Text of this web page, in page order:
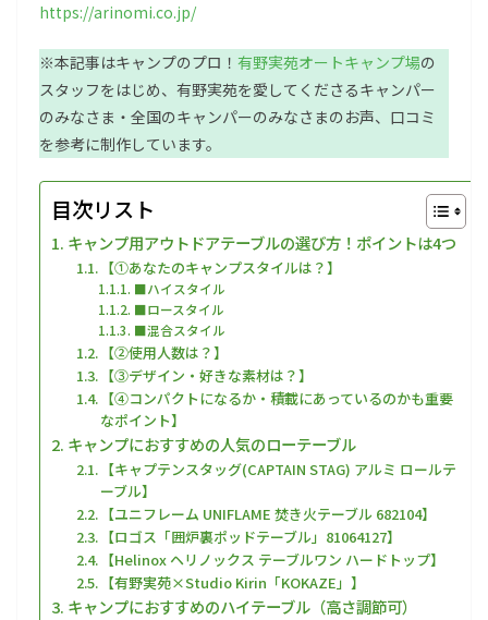
https://arinomi.co.jp/
※本記事はキャンプのプロ！ 有野実苑オートキャンプ場の
スタッフをはじめ、有野実苑を愛してくださるキャンパー
のみなさま・全国のキャンパーのみなさまのお声、口コミ
を参考に制作しています。
目次リスト
キャンプ用アウトドアテーブルの選び方！ポイントは4つ
【①あなたのキャンプスタイルは？】
■ハイスタイル
■ロースタイル
■混合スタイル
【②使用人数は？】
【③デザイン・好きな素材は？】
【④コンパクトになるか・積載にあっているのかも重要
なポイント】
キャンプにおすすめの人気のローテーブル
【キャプテンスタッグ(CAPTAIN STAG) アルミ ロールテ
ーブル】
【ユニフレーム UNIFLAME 焚き火テーブル 682104】
【ロゴス「囲炉裏ポッドテーブル」81064127】
【Helinox ヘリノックス テーブルワン ハードトップ】
【有野実苑×Studio Kirin「KOKAZE」】
キャンプにおすすめのハイテーブル（高さ調節可）